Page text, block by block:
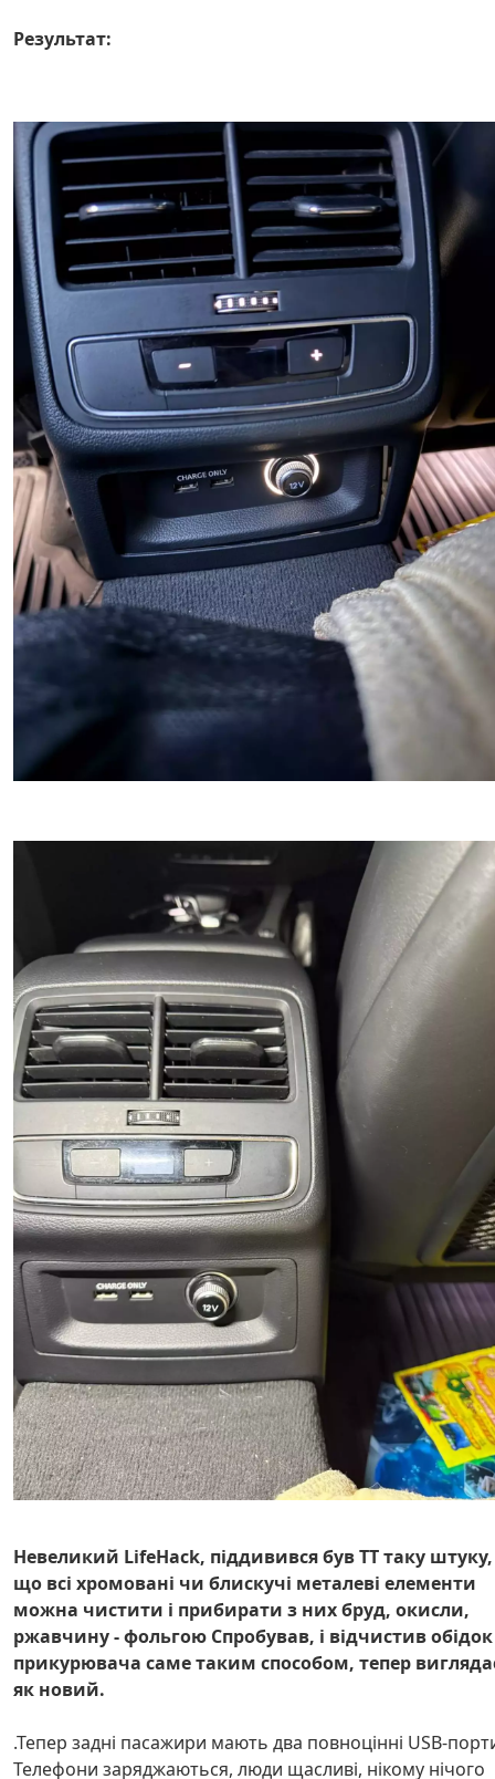
Результат:
Невеликий LifeHack, піддивився був ТТ таку штуку,
що всі хромовані чи блискучі металеві елементи
можна чистити і прибирати з них бруд, окисли,
ржавчину - фольгою Спробував, і відчистив обідок
прикурювача саме таким способом, тепер
як новий.
.Тепер задні пасажири мають два повноцінні USB-
Телефони заряджаються, люди щасливі, нікому нічого